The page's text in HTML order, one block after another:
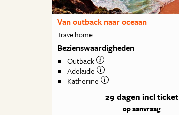
Van outback naar oceaan
Travelhome
Bezienswaardigheden
Outback
Adelaide
Katherine
29 dagen incl ticket
op aanvraag